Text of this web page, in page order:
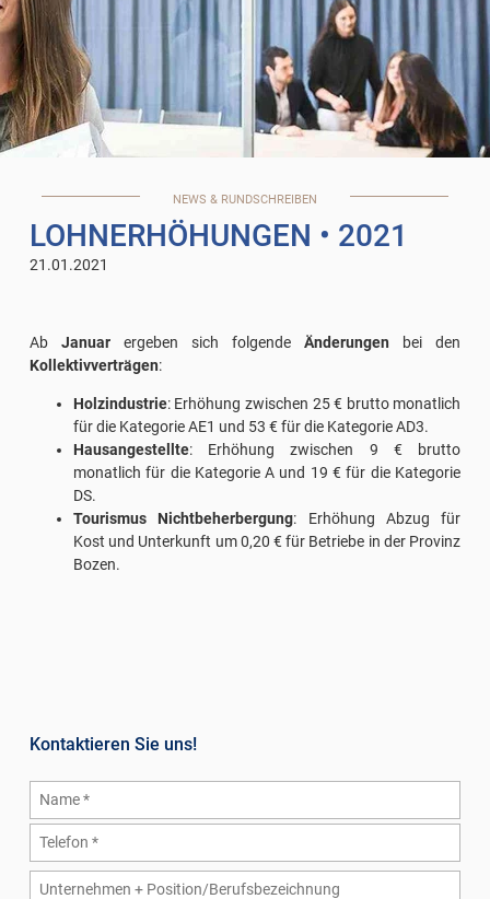
NEWS & RUNDSCHREIBEN
LOHNERHÖHUNGEN • 2021
21.01.2021
Ab Januarergeben sich folgendeÄnderungen bei den
Kollektivverträgen:
Holzindustrie: Erhöhung zwischen 25 € brutto monatlich
für die Kategorie AE1 und 53 € für die Kategorie AD3.
Hausangestellte: Erhöhung zwischen 9 € brutto
monatlich für die Kategorie A und 19 € für die Kategorie
DS.
Tourismus Nichtbeherbergung: Erhöhung Abzug für
Kost und Unterkunft um 0,20 € für Betriebe in der Provinz
Bozen.
Kontaktieren Sie uns!